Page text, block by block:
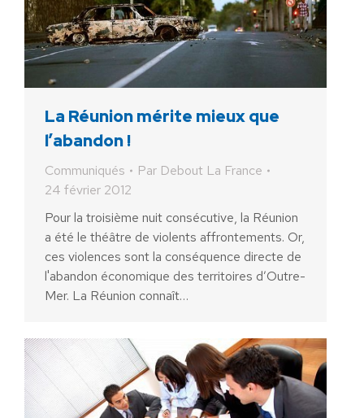
La Réunion mérite mieux que
l’abandon !
Communiqués Par Debout La France
24 février 2012
Pour la troisième nuit consécutive, la Réunion
a été le théâtre de violents affrontements. Or,
ces violences sont la conséquence directe de
l'abandon économique des territoires d’Outre-
Mer. La Réunion connaît…